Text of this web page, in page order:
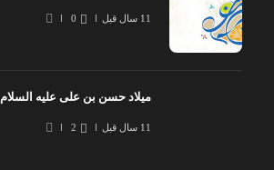
11 سال قبل 0
میلاد حسن بن علی علیه السلام
11 سال قبل 2